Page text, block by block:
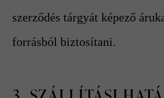
szerződés tárgyát képező
forrásból biztosítani.